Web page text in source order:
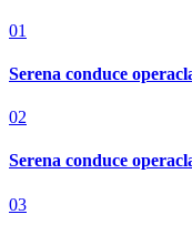
01
Serena conduce
02
Serena conduce
03